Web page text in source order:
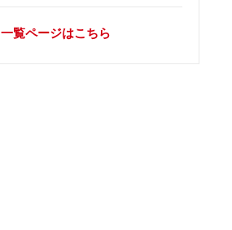
一覧ページはこちら